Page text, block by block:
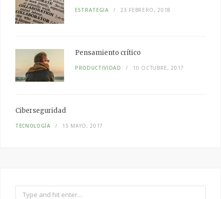
ESTRATEGIA 23 FEBRERO, 2018
Pensamiento crítico
PRODUCTIVIDAD 10 OCTUBRE, 2017
Ciberseguridad
TECNOLOGÍA 15 MAYO, 2017
Search